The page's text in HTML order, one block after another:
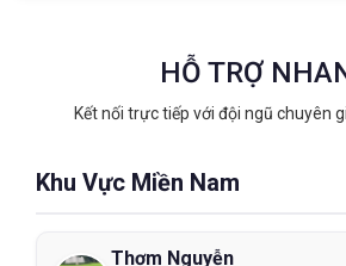
HỖ TRỢ
Kết nối trực tiếp với đội ngũ chuyên
Khu Vực Miền Nam
Thơm Nguyễn